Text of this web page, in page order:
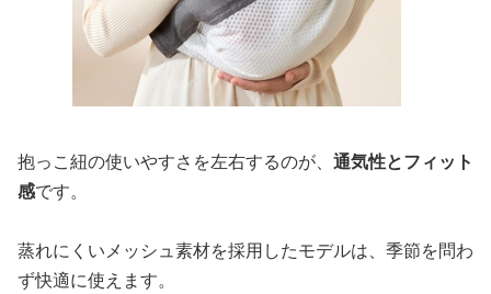
抱っこ紐の使いやすさを左右するのが、 通気性とフィット
感です。
蒸れにくいメッシュ素材を採用したモデルは、季節を問わ
ず快適に使えます。